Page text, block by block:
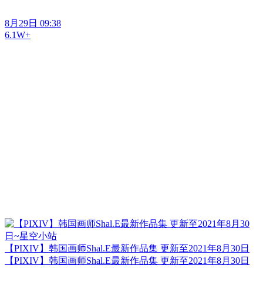
8月29日 09:38
6.1W+
【PIXIV】韩国画师Shal.E最新作品集 更新至2021年8月30日
【PIXIV】韩国画师Shal.E最新作品集 更新至2021年8月30日